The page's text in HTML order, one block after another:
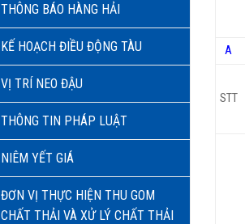
THÔNG BÁO HÀNG HẢI
KẾ HOẠCH ĐIỀU ĐỘNG TÀU
VỊ TRÍ NEO ĐẬU
THÔNG TIN PHÁP LUẬT
NIÊM YẾT GIÁ
ĐƠN VỊ THỰC HIỆN THU GOM
CHẤT THẢI VÀ XỬ LÝ CHẤT THẢI
A
STT